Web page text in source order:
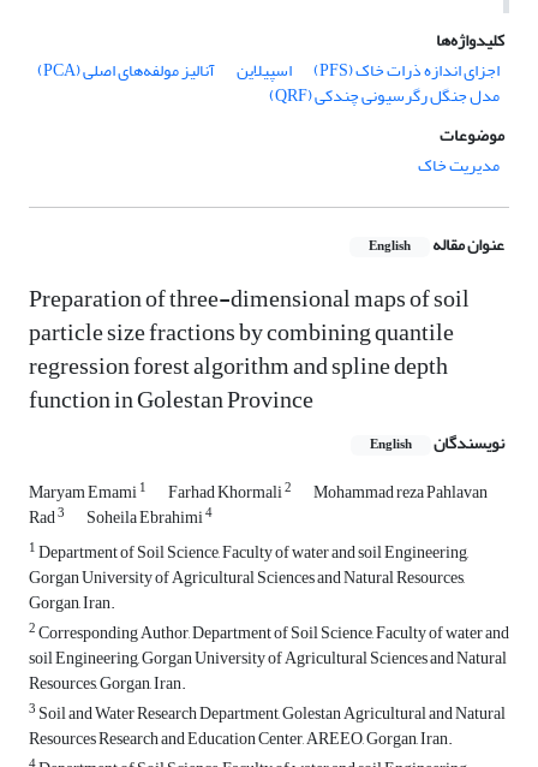
کلیدواژه‌ها
اجزای اندازه ذرات خاک (PFS)
اسپیلاین آنالیز مولفه‌های اصلی (PCA)
مدل جنگل رگرسیونی چندکی (QRF)
موضوعات
مدیریت خاک
عنوان مقاله English
Preparation of three-dimensional maps of soil
particle size fractions by combining quantile
regression forest algorithm and spline depth
function in Golestan Province
نویسندگان English
Maryam Emami1 Farhad Khormali2 Mohammad reza Pahlavan
Rad3 Soheila Ebrahimi4
1Department of Soil Science, Faculty of water and soil Engineering,
Gorgan University of Agricultural Sciences and Natural Resources,
Gorgan, Iran.
2Corresponding Author, Department of Soil Science, Faculty of water and
soil Engineering, Gorgan University of Agricultural Sciences and Natural
Resources, Gorgan, Iran.
3 Soil and Water Research Department, Golestan Agricultural and Natural
Resources Research and Education Center, AREEO, Gorgan, Iran.